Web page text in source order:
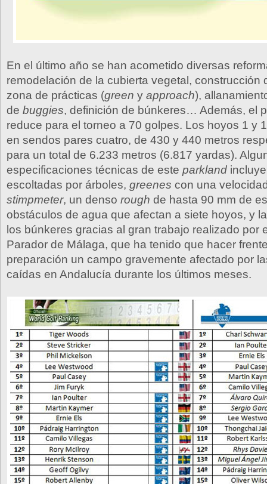
En el último año se han acometido diversas
remodelación de la cubierta vegetal, construcción
zona de prácticas (green y approach),
de buggies, definición de búnkeres… Además, el
reduce para el torneo a 70 golpes. Los hoyos 1 y
en sendos pares cuatro, de 430 y 440 metros
para un total de 6.233 metros (6.817 yardas).
especificaciones técnicas de este parkland
escoltadas por árboles, greenes con una
stimpmeter, un denso rough de hasta 90 mm de
obstáculos de agua que afectan a siete hoyos, y
los búnkeres gracias al gran trabajo realizado por
Parador de Málaga, que ha tenido que hacer
preparación un campo gravemente afectado por
caídas en Andalucía durante los últimos meses.